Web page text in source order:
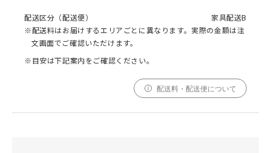
配送区分（配送便）
家具配送B
※配送料はお届けするエリアごとに異なります。実際の金額は注
文画面でご確認いただけます。
※目安は下記案内をご確認ください。
配送料・配送便について